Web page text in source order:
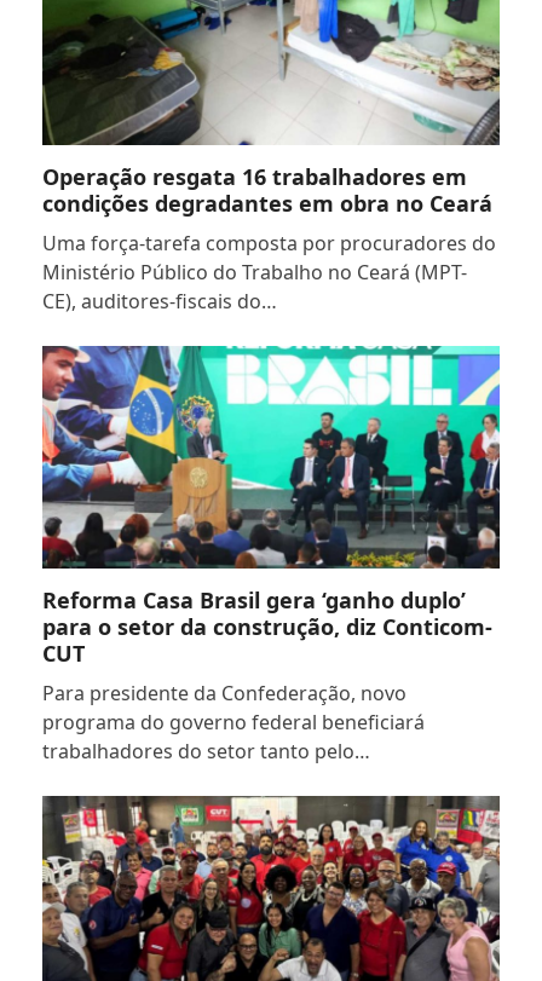
Operação resgata 16 trabalhadores em
condições degradantes em obra no Ceará
Uma força-tarefa composta por procuradores do
Ministério Público do Trabalho no Ceará (MPT-
CE), auditores-fiscais do…
Reforma Casa Brasil gera ‘ganho duplo’
para o setor da construção, diz Conticom-
CUT
Para presidente da Confederação, novo
programa do governo federal beneficiará
trabalhadores do setor tanto pelo…